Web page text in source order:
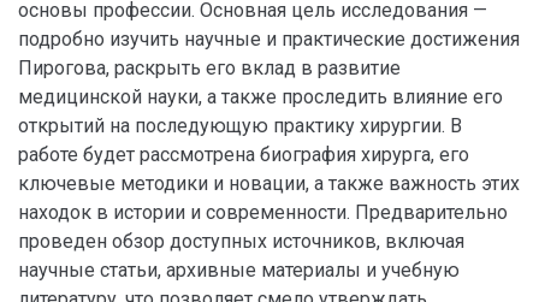
основы профессии. Основная цель исследования —
подробно изучить научные и практические достижения
Пирогова, раскрыть его вклад в развитие
медицинской науки, а также проследить влияние его
открытий на последующую практику хирургии. В
работе будет рассмотрена биография хирурга, его
ключевые методики и новации, а также важность этих
находок в истории и современности. Предварительно
проведен обзор доступных источников, включая
научные статьи, архивные материалы и учебную